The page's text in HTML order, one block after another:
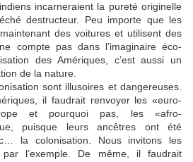
incarneraient la pureté originelle
destructeur. Peu importe que les
des voitures et utilisent des
compte pas dans l’imaginaire éco-
des Amériques, c’est aussi un
de la nature.
sont illusoires et dangereuses.
il faudrait renvoyer les «euro-
et pourquoi pas, les «afro-
puisque leurs ancêtres ont été
la colonisation. Nous invitons les
l’exemple. De même, il faudrait